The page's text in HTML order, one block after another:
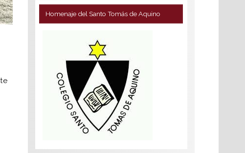
Homenaje del Santo Tomás de Aquino